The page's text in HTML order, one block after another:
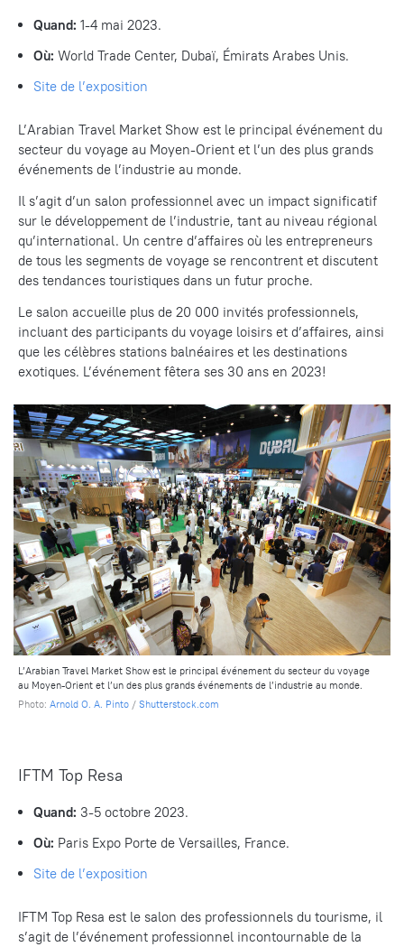
Quand: 1-4 mai 2023.
Où: World Trade Center, Dubaï, Émirats Arabes Unis.
Site de l’exposition
L’Arabian Travel Market Show est le principal événement du
secteur du voyage au Moyen-Orient et l’un des plus grands
événements de l’industrie au monde.
Il s’agit d’un salon professionnel avec un impact significatif
sur le développement de l’industrie, tant au niveau régional
qu’international. Un centre d’affaires où les entrepreneurs
de tous les segments de voyage se rencontrent et discutent
des tendances touristiques dans un futur proche.
Le salon accueille plus de 20 000 invités professionnels,
incluant des participants du voyage loisirs et d’affaires, ainsi
que les célèbres stations balnéaires et les destinations
exotiques. L’événement fêtera ses 30 ans en 2023!
L’Arabian Travel Market Show est le principal événement du secteur du voyage
au Moyen-Orient et l’un des plus grands événements de l’industrie au monde.
Photo: Arnold O. A. Pinto / Shutterstock.com
IFTM Top Resa
Quand: 3-5 octobre 2023.
Où: Paris Expo Porte de Versailles, France.
Site de l’exposition
IFTM Top Resa est le salon des professionnels du tourisme, il
s’agit de l’événement professionnel incontournable de la